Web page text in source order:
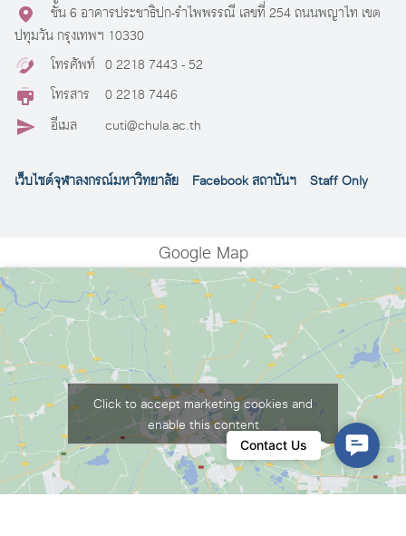
ชั้น 6 อาคารประชาธิปก-รำไพพรรณี เลขที่ 254 ถนนพญาไท เขต
ปทุมวัน กรุงเทพฯ 10330
โทรศัพท์ 0 2218 7443 - 52
โทรสาร
0 2218 7446
อีเมล
cuti@chula.ac.th
เว็บไซต์จุฬาลงกรณ์มหาวิทยาลัย Facebook สถาบันฯ Staff Only
Google Map
Click to accept marketing cookies and
enable this content
Contact Us